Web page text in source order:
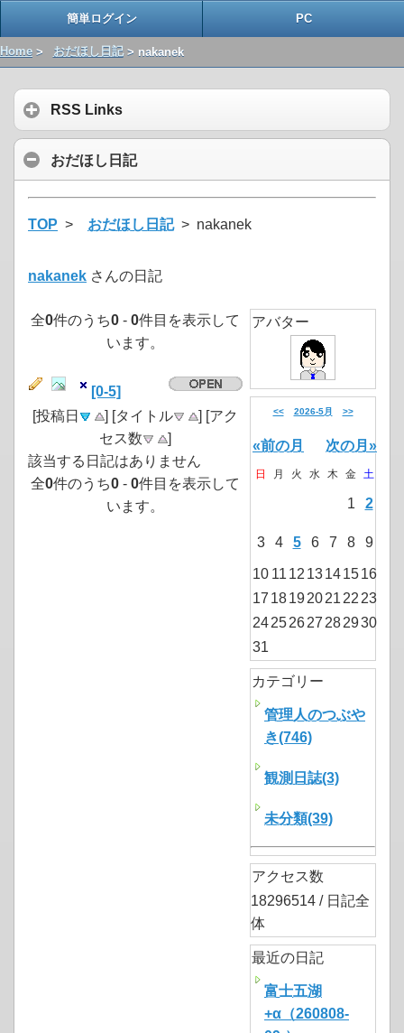
簡単ログイン PC
Home > おだほし日記> nakanek
RSS Links
おだほし日記
TOP > おだほし日記> nakanek
nakanek さんの日記
全0件のうち0 - 0件目を表示して
います。
[0-5]
[投稿日
] [タイトル
] [アク
セス数
]
該当する日記はありません
全0件のうち0 - 0件目を表示して
います。
アバター
<< 2026-5月 >>
«前の月 次の月»
日 月 火 水 木 金 土
1 2
3 4 5 6 7 8 9
10 11 12 13141516
17 18192021 22 23
24252627 282930
31
カテゴリー
管理人のつぶや
き(746)
観測日誌(3)
未分類(39)
アクセス数
18296514 / 日記全
体
最近の日記
富士五湖
+α（260808-